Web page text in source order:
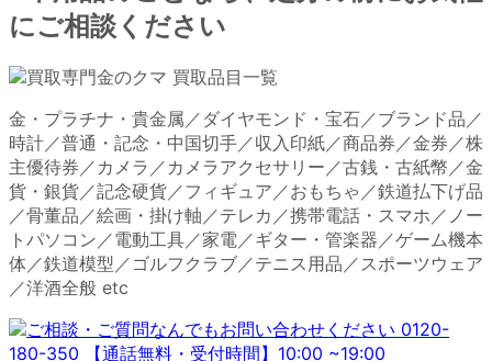
金・プラチナ・貴金属／ダイヤモンド・宝石／ブランド品／
時計／普通・記念・中国切手／収入印紙／商品券／金券／株
主優待券／カメラ／カメラアクセサリー／古銭・古紙幣／金
貨・銀貨／記念硬貨／フィギュア／おもちゃ／鉄道払下げ品
／骨董品／絵画・掛け軸／テレカ／携帯電話・スマホ／ノー
トパソコン／電動工具／家電／ギター・管楽器／ゲーム機本
体／鉄道模型／ゴルフクラブ／テニス用品／スポーツウェア
／洋酒全般 etc